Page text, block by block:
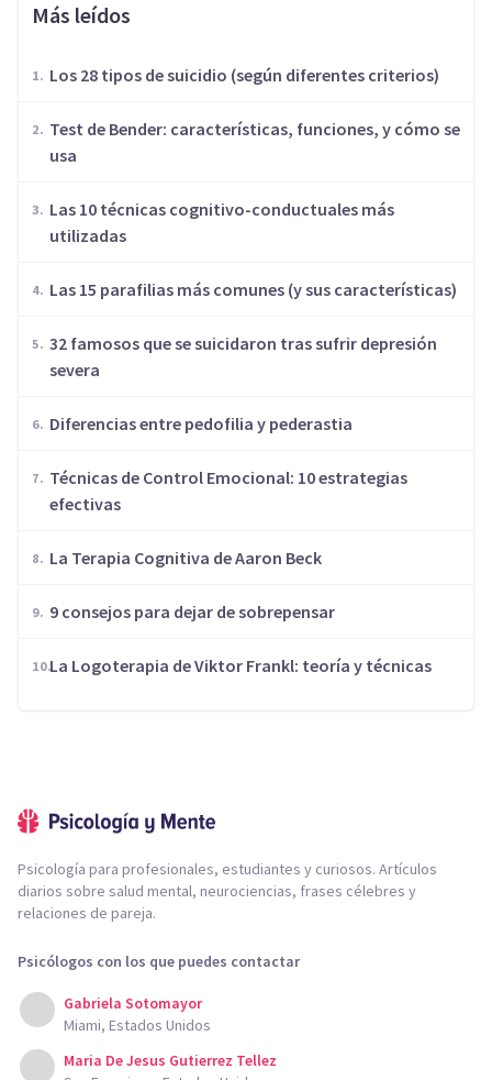
Más leídos
Los 28 tipos de suicidio (según diferentes criterios)
Test de Bender: características, funciones, y cómo se
usa
Las 10 técnicas cognitivo-conductuales más
utilizadas
Las 15 parafilias más comunes (y sus características)
32 famosos que se suicidaron tras sufrir depresión
severa
Diferencias entre pedofilia y pederastia
Técnicas de Control Emocional: 10 estrategias
efectivas
​La Terapia Cognitiva de Aaron Beck
9 consejos para dejar de sobrepensar
La Logoterapia de Viktor Frankl: teoría y técnicas
Psicología para profesionales, estudiantes y curiosos. Artículos
diarios sobre salud mental, neurociencias, frases célebres y
relaciones de pareja.
Psicólogos con los que puedes contactar
Gabriela Sotomayor
Miami, Estados Unidos
Maria De Jesus Gutierrez Tellez